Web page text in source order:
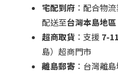
宅配到府 ：配合物
配送至台灣本島地區
超商取貨 ：支援 7-
島）超商門市
離島郵寄 ：台灣離